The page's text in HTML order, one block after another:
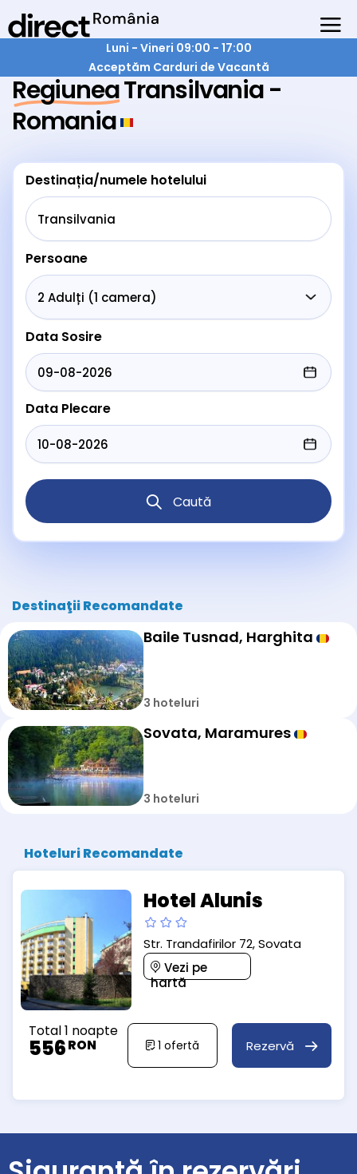
Luni - Vineri 09:00 - 17:00
Acceptăm Carduri de Vacantă
Regiunea Transilvania -
Romania
Destinația/numele hotelului
Persoane
Data Sosire
Data Plecare
Caută
Destinaţii Recomandate
Baile Tusnad, Harghita
3 hoteluri
Sovata, Maramures
3 hoteluri
Hoteluri Recomandate
Hotel Alunis
Str. Trandafirilor 72, Sovata
Vezi pe
hartă
Total 1 noapte
556RON 1 ofertă Rezervă